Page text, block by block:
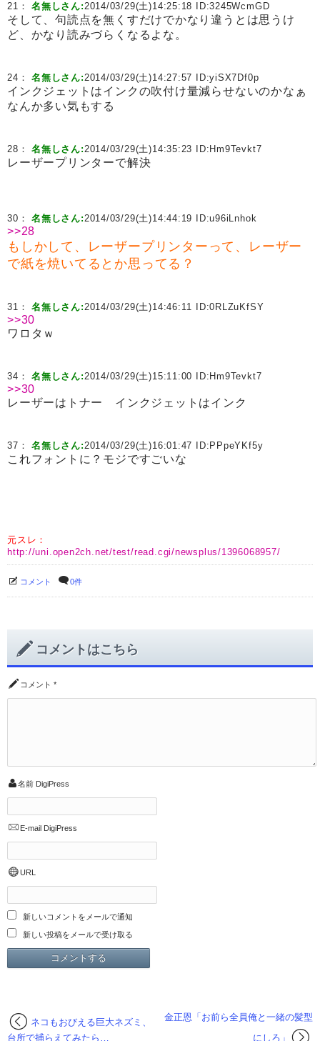
21：名無しさん:2014/03/29(土)14:25:18 ID:3245WcmGD
そして、句読点を無くすだけでかなり違うとは思うけ
ど、かなり読みづらくなるよな。
24：名無しさん:2014/03/29(土)14:27:57 ID:yiSX7Df0p
インクジェットはインクの吹付け量減らせないのかなぁ
なんか多い気もする
28：名無しさん:2014/03/29(土)14:35:23 ID: Hm9Tevkt7
レーザープリンターで解決
30：名無しさん:2014/03/29(土)14:44:19 ID:u96iLnhok
>>28
もしかして、レーザープリンターって、レーザー
で紙を焼いてるとか思ってる？
31：名無しさん:2014/03/29(土)14:46:11 ID:0RLZuKfSY
>>30
ワロタｗ
34：名無しさん:2014/03/29(土)15:11:00 ID: Hm9Tevkt7
>>30
レーザーはトナー インクジェットはインク
37：名無しさん:2014/03/29(土)16:01:47 ID: PPpeYKf5y
これフォントに？モジですごいな
元スレ：
http://uni.open2ch.net/test/read.cgi/newsplus/1396068957/
コメント 0件
コメントはこちら
コメント *
名前 DigiPress
E-mail DigiPress
URL
新しいコメントをメールで通知
新しい投稿をメールで受け取る
金正恩「お前ら全員俺と一緒の髪型
にしろ」
ネコもおびえる巨大ネズミ、
台所で捕らえてみたら…